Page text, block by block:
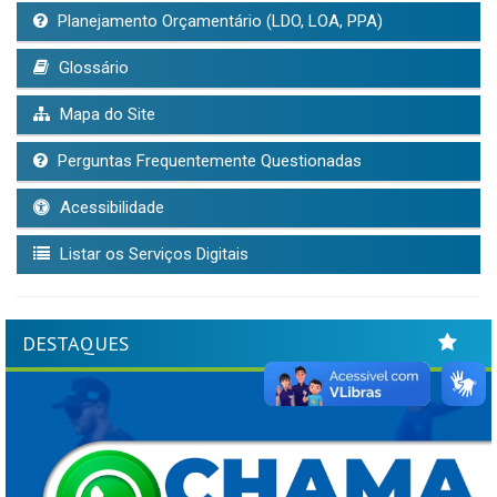
Planejamento Orçamentário (LDO, LOA, PPA)
Glossário
Mapa do Site
Perguntas Frequentemente Questionadas
Acessibilidade
Listar os Serviços Digitais
DESTAQUES